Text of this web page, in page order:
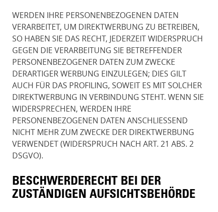
WERDEN IHRE PERSONENBEZOGENEN DATEN
VERARBEITET, UM DIREKTWERBUNG ZU BETREIBEN,
SO HABEN SIE DAS RECHT, JEDERZEIT WIDERSPRUCH
GEGEN DIE VERARBEITUNG SIE BETREFFENDER
PERSONENBEZOGENER DATEN ZUM ZWECKE
DERARTIGER WERBUNG EINZULEGEN; DIES GILT
AUCH FÜR DAS PROFILING, SOWEIT ES MIT SOLCHER
DIREKTWERBUNG IN VERBINDUNG STEHT. WENN SIE
WIDERSPRECHEN, WERDEN IHRE
PERSONENBEZOGENEN DATEN ANSCHLIESSEND
NICHT MEHR ZUM ZWECKE DER DIREKTWERBUNG
VERWENDET (WIDERSPRUCH NACH ART. 21 ABS. 2
DSGVO).
BESCHWERDE­RECHT BEI DER
ZUSTÄNDIGEN AUFSICHTS­BEHÖRDE